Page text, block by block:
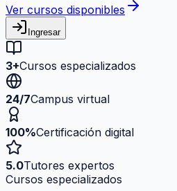
Ver cursos disponibles
Ingresar
3+Cursos especializados
24/7Campus virtual
100%Certificación digital
5.0Tutores expertos
Cursos especializados